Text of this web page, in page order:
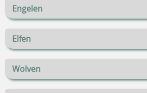
Engelen
Elfen
Wolven